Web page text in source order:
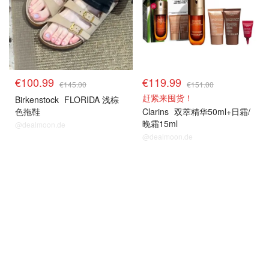
€100.99 €145.00
Birkenstock FLORIDA 浅棕
色拖鞋
@dealmoon.de
€119.99 €151.00
赶紧来囤货！
Clarins 双萃精华50ml+日霜/
晚霜15ml
@dealmoon.de